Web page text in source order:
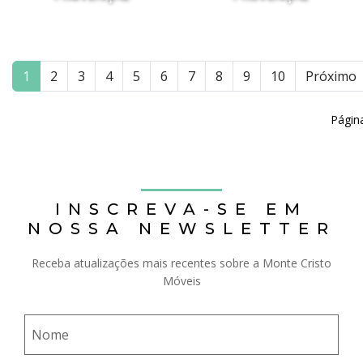
1 2 3 4 5 6 7 8 9 10 Próximo
INSCREVA-SE EM
NOSSA NEWSLETTER
Receba atualizações mais recentes sobre a Monte Cristo
Móveis